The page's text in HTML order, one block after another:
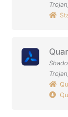
Trojan
Trojan